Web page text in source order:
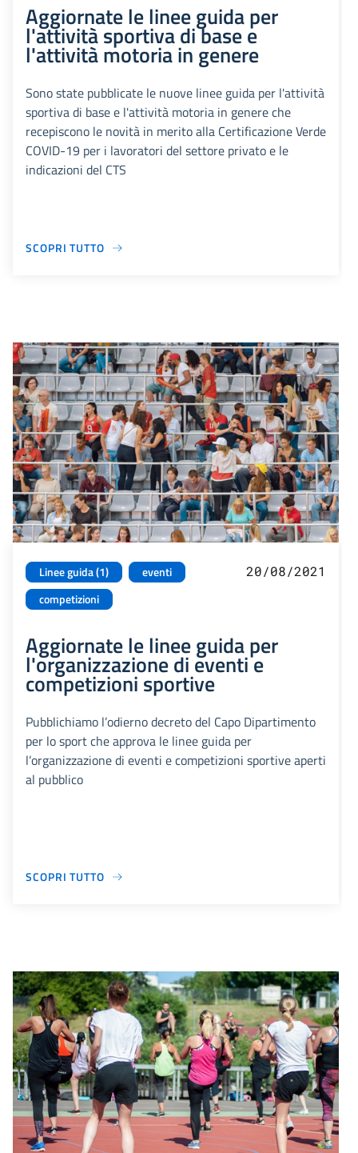
Aggiornate le linee guida per
l'attività sportiva di base e
l'attività motoria in genere
Sono state pubblicate le nuove linee guida per l'attività
sportiva di base e l'attività motoria in genere che
recepiscono le novità in merito alla Certificazione Verde
COVID-19 per i lavoratori del settore privato e le
indicazioni del CTS
SCOPRI TUTTO
Linee guida (1)
eventi
competizioni
20/08/2021
Aggiornate le linee guida per
l'organizzazione di eventi e
competizioni sportive
Pubblichiamo l’odierno decreto del Capo Dipartimento
per lo sport che approva le linee guida per
l’organizzazione di eventi e competizioni sportive aperti
al pubblico
SCOPRI TUTTO